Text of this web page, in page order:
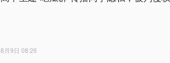
8月9日 08:26